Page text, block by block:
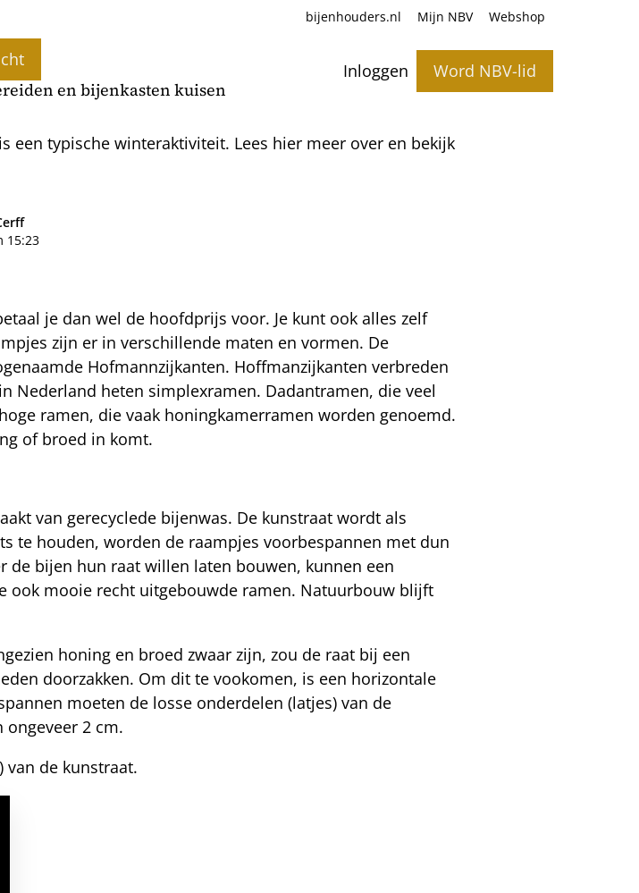
Inloggen Word NBV-lid
bijenhouders.nl Mijn NBV Webshop
en bijenkasten kuisen
een typische winteraktiviteit. Lees hier meer over en bekijk
15:23
je dan wel de hoofdprijs voor. Je kunt ook alles zelf
zijn er in verschillende maten en vormen. De
Hofmannzijkanten. Hoffmanzijkanten verbreden
Nederland heten simplexramen. Dadantramen, die veel
ramen, die vaak honingkamerramen worden genoemd.
of broed in komt.
van gerecyclede bijenwas. De kunstraat wordt als
te houden, worden de raampjes voorbespannen met dun
de bijen hun raat willen laten bouwen, kunnen een
ook mooie recht uitgebouwde ramen. Natuurbouw blijft
honing en broed zwaar zijn, zou de raat bij een
doorzakken. Om dit te vookomen, is een horizontale
moeten de losse onderdelen (latjes) van de
2 cm.
van de kunstraat.